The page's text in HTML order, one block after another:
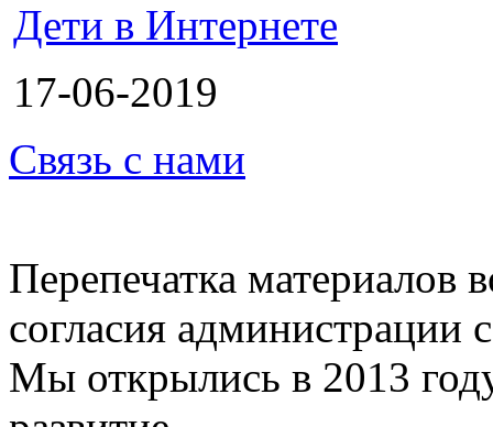
Дети в Интернете
17-06-2019
Связь с нами
Перепечатка материалов
согласия администрации
Мы открылись в 2013